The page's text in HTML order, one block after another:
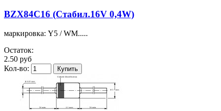
BZX84C16 (Стабил.16V 0,4W)
маркировка: Y5 / WM.....
Остаток:
2.50 руб
Кол-во: